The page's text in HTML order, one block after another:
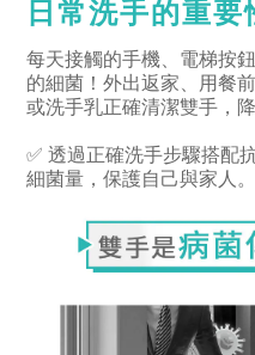
日常洗手的重要
每天接觸的手機、電梯按
的細菌！外出返家、用餐
或洗手乳正確清潔雙手，
✅ 透過正確洗手步驟搭配
細菌量，保護自己與家人。